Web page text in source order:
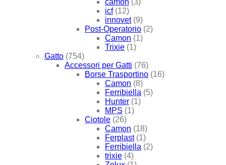
camon (3)
icf (12)
innovet (9)
Post-Operatorio (2)
Camon (1)
Trixie (1)
Gatto (754)
Accessori per Gatti (76)
Borse Trasportino (16)
Camon (8)
Ferribiella (5)
Hunter (1)
MPS (1)
Ciotole (26)
Camon (18)
Ferplast (1)
Ferribiella (2)
trixie (4)